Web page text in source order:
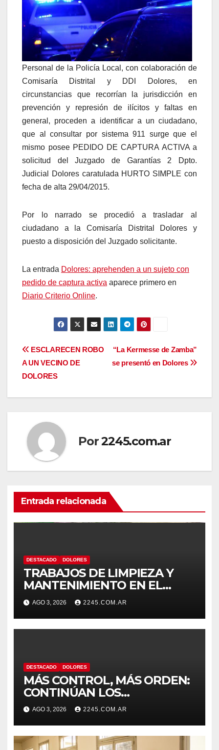
Personal de la Policía Local, con colaboración de
Comisaría Distrital y DDI Dolores, en
circunstancias que recorrían la jurisdicción en
prevención y represión de ilícitos y faltas en
general, proceden a identificar a un ciudadano,
que al consultar por sistema 911 surge que el
mismo posee PEDIDO DE CAPTURA ACTIVA a
solicitud del Juzgado de Garantías 2 Dpto.
Judicial Dolores caratulada HURTO SIMPLE con
fecha de alta 29/04/2015.
Por lo narrado se procedió a trasladar al
ciudadano a la Comisaría Distrital Dolores y
puesto a disposición del Juzgado solicitante.
La entrada Dolores: aprehenden a un sujeto con
pedido de captura activa aparece primero en
Diario Criterio Online.
Navegación
de
entradas
“La Kermesse de Zamba”
se presentó en Dolores
ESCLARECEN ROBO
A UN VECINO DE
DOLORES
Por2245.com.ar
Entrada relacionada
DESTACADO DOLORES
TRABAJOS DE LIMPIEZA Y
MANTENIMIENTO EN EL
CANAL LA PICASA
AGO 3, 2026 2245.COM.AR
DESTACADO DOLORES
MÁS CONTROL, MÁS ORDEN:
CONTINÚAN LOS
OPERATIVOS PREVENTIVOS
DE TRÁNSITO EN DOLORES
AGO 3, 2026 2245.COM.AR